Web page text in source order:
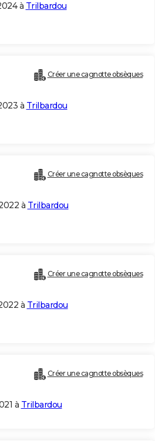
à Trilbardou
Créer une cagnotte obsèques
à Trilbardou
Créer une cagnotte obsèques
à Trilbardou
Créer une cagnotte obsèques
à Trilbardou
Créer une cagnotte obsèques
à Trilbardou